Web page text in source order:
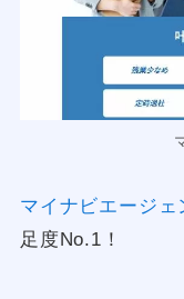
マイナビエージェ
足度No.1！